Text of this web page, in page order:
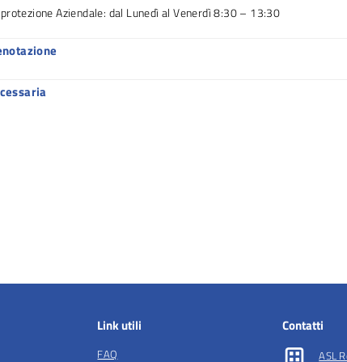
Aziendale: dal Lunedì al Venerdì 8:30 – 13:30
Link utili
FAQ
Contatti
ASL